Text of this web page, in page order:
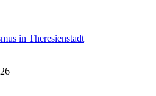
in Theresienstadt